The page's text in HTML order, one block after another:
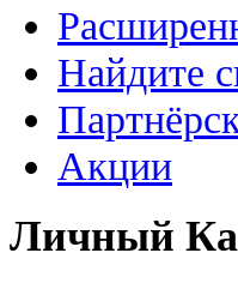
Найдите
Акции
Личный